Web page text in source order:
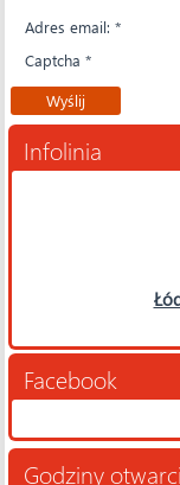
Adres email: *
Captcha *
Wyślij
Infolinia
Facebook
Godziny